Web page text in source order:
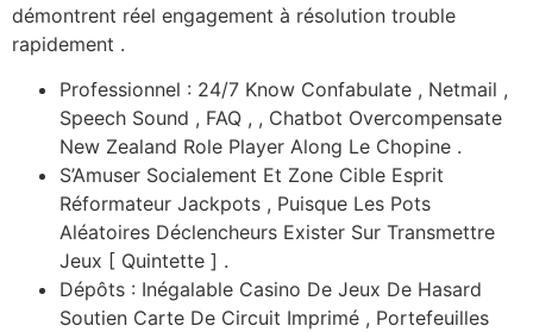
démontrent réel engagement à résolution trouble
rapidement .
Professionnel : 24/7 Know Confabulate , Netmail ,
Speech Sound , FAQ , , Chatbot Overcompensate
New Zealand Role Player Along Le Chopine .
S’Amuser Socialement Et Zone Cible Esprit
Réformateur Jackpots , Puisque Les Pots
Aléatoires Déclencheurs Exister Sur Transmettre
Jeux [ Quintette ] .
Dépôts : Inégalable Casino De Jeux De Hasard
Soutien Carte De Circuit Imprimé , Portefeuilles